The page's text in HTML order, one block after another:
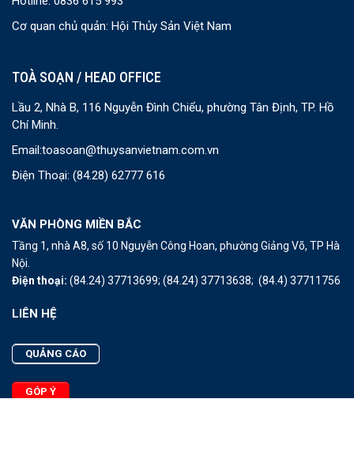
Cơ quan chủ quản: Hội Thủy Sản Việt Nam
TOÀ SOẠN / HEAD OFFICE
Lầu 2, Nhà B, 116 Nguyễn Đình Chiểu, phường Tân Định, TP. Hồ
Chí Minh.
Email:toasoan@thuysanvietnam.com.vn
Điện Thoại: (84.28) 62777 616
VĂN PHÒNG MIỀN BẮC
Tầng 1, nhà A8, số 10 Nguyễn Công Hoan, phường Giảng Võ, TP Hà
Nội.
Điện thoại: (84.24) 37713699; (84.24) 37713638; (84.4) 37711756
LIÊN HỆ
QUẢNG CÁO
GÓP Ý